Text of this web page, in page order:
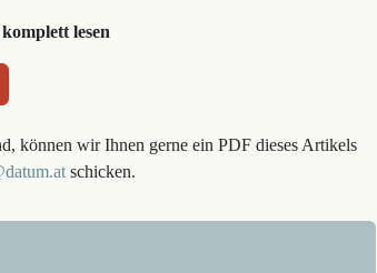
lesen
können wir Ihnen gerne ein PDF dieses Artikels
schicken.